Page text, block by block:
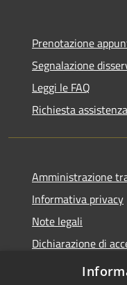
Prenotazione
Segnalazione
Leggi le FAQ
Richiesta assistenza
Amministrazione
Informativa privacy
Note legali
Dichiarazione di
Link app